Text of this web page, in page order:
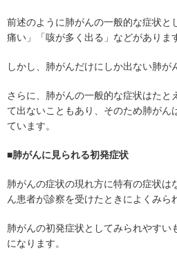
前述のように肺がんの一般的な症状と
痛い」「咳が多く出る」などがありま
しかし、肺がんだけにしか出ない肺が
さらに、肺がんの一般的な症状はたと
て出ないこともあり、そのため肺がん
ています。
■肺がんに見られる初発症状
肺がんの症状の現れ方に特有の症状は
ん患者が診察を受けたときによくみら
肺がんの初発症状としてみられやすい
になります。